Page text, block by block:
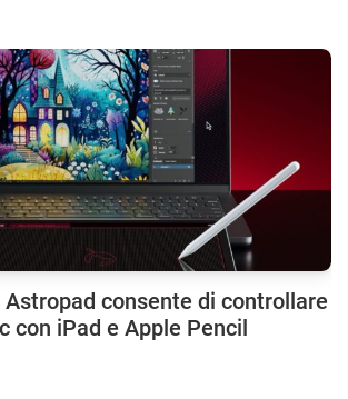
Astropad consente di controllare
con iPad e Apple Pencil